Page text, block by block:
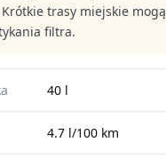
trasy miejskie mogą
filtra.
40 l
4.7 l/100 km